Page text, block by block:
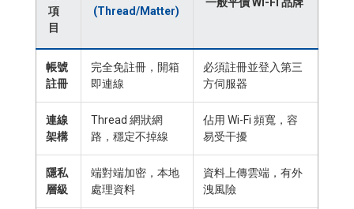
項
目
(Thread/Matter)
帳號
註冊
完全免註冊，開箱
即連線
必須註冊並登入第三
方伺服器
連線
架構
Thread 網狀網
路，穩定不掉線
佔用 Wi-Fi 頻寬，容
易受干擾
隱私
層級
端對端加密，本地
處理資料
資料上傳雲端，有外
洩風險